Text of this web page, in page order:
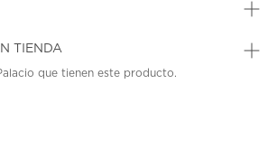
TIENDA
que tienen este producto.